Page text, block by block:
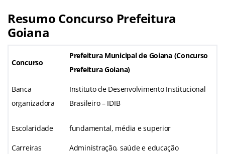
Resumo Concurso Prefeitura
Goiana
Concurso
Prefeitura Municipal de Goiana (Concurso
Prefeitura Goiana)
Banca
organizadora
Instituto de Desenvolvimento Institucional
Brasileiro – IDIB
Escolaridade fundamental, média e superior
Carreiras Administração, saúde e educação